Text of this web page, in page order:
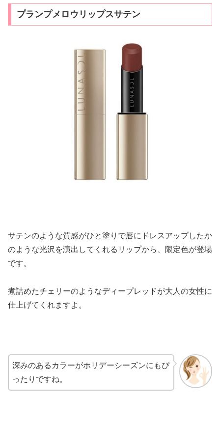
プランプメロウリップスサテン
サテンのような質感がひと塗りで唇にドレスアップしたか
のような光沢を演出してくれるリップから、限定色が登場
です。
煮詰めたチェリーのようなディープレッドが大人の女性に
仕上げてくれますよ。
深みのあるカラーがホリデーシーズンにもぴ
ったりですね。